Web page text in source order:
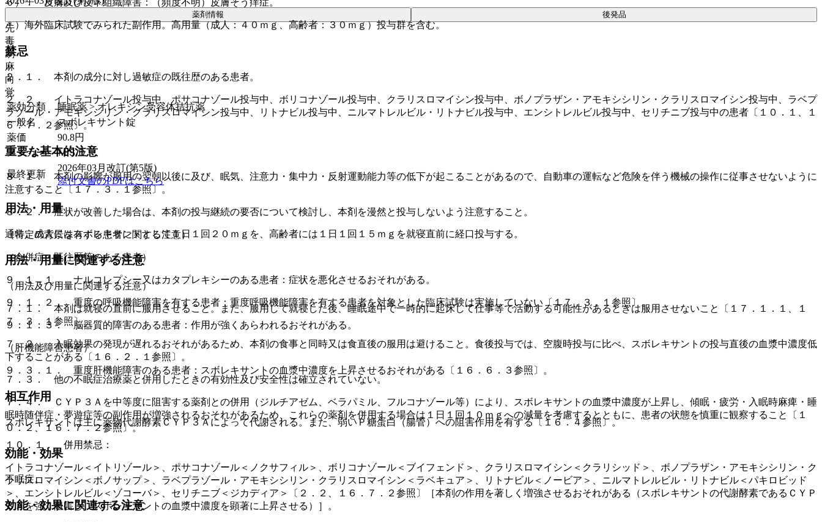
６）． 皮膚及び皮下組織障害：（頻度不明）皮膚そう痒症。
＊）海外臨床試験でみられた副作用。高用量（成人：４０ｍｇ、高齢者：３０ｍｇ）投与群を含む。
禁忌
２．１． 本剤の成分に対し過敏症の既往歴のある患者。
２．２． イトラコナゾール投与中、ポサコナゾール投与中、ボリコナゾール投与中、クラリスロマイシン投与中、ボノプラザン・アモキシシリン・クラリスロマイシン投与中、ラベプ
ラゾール・アモキシシリン・クラリスロマイシン投与中、リトナビル投与中、ニルマトレルビル・リトナビル投与中、エンシトレルビル投与中、セリチニブ投与中の患者〔１０．１、１
６．７．２参照〕。
重要な基本的注意
８．１． 本剤の影響が服用の翌朝以後に及び、眠気、注意力・集中力・反射運動能力等の低下が起こることがあるので、自動車の運転など危険を伴う機械の操作に従事させないように
注意すること〔１７．３．１参照〕。
８．２． 症状が改善した場合は、本剤の投与継続の要否について検討し、本剤を漫然と投与しないよう注意すること。
（特定の背景を有する患者に関する注意）
（合併症・既往歴等のある患者）
９．１．１． ナルコレプシー又はカタプレキシーのある患者：症状を悪化させるおそれがある。
９．１．２． 重度の呼吸機能障害を有する患者：重度呼吸機能障害を有する患者を対象とした臨床試験は実施していない〔１７．３．１参照〕。
９．１．３． 脳器質的障害のある患者：作用が強くあらわれるおそれがある。
（肝機能障害患者）
９．３．１． 重度肝機能障害のある患者：スボレキサントの血漿中濃度を上昇させるおそれがある〔１６．６．３参照〕。
相互作用
スボレキサントは主に薬物代謝酵素ＣＹＰ３Ａによって代謝される。また、弱いＰ糖蛋白（腸管）への阻害作用を有する〔１６．４参照〕。
１０．１． 併用禁忌：
イトラコナゾール＜イトリゾール＞、ポサコナゾール＜ノクサフィル＞、ボリコナゾール＜ブイフェンド＞、クラリスロマイシン＜クラリシッド＞、ボノプラザン・アモキシシリン・ク
ラリスロマイシン＜ボノサップ＞、ラベプラゾール・アモキシシリン・クラリスロマイシン＜ラベキュア＞、リトナビル＜ノービア＞、ニルマトレルビル・リトナビル＜パキロビッド
＞、エンシトレルビル＜ゾコーバ＞、セリチニブ＜ジカディア＞〔２．２、１６．７．２参照〕［本剤の作用を著しく増強させるおそれがある（スボレキサントの代謝酵素であるＣＹＰ
３Ａを強く阻害し、スボレキサントの血漿中濃度を顕著に上昇させる）］。
薬剤情報 後発品
先
毒
劇
麻
向
覚
薬効分類
睡眠薬 > オレキシン受容体拮抗薬
一般名
スボレキサント錠
薬価
90.8円
メーカー
ＭＳＤ
最終更新
2026年03月改訂(第5版)
添付文書のPDFはこちら
用法・用量
通常、成人にはスボレキサントとして１日１回２０ｍｇを、高齢者には１日１回１５ｍｇを就寝直前に経口投与する。
用法・用量に関連する注意
（用法及び用量に関連する注意）
７．１． 本剤は就寝の直前に服用させること。また、服用して就寝した後、睡眠途中で一時的に起床して仕事等で活動する可能性があるときは服用させないこと〔１７．１．１、１
７．３．１参照〕。
７．２． 入眠効果の発現が遅れるおそれがあるため、本剤の食事と同時又は食直後の服用は避けること。食後投与では、空腹時投与に比べ、スボレキサントの投与直後の血漿中濃度低
下することがある〔１６．２．１参照〕。
７．３． 他の不眠症治療薬と併用したときの有効性及び安全性は確立されていない。
７．４． ＣＹＰ３Ａを中等度に阻害する薬剤との併用（ジルチアゼム、ベラパミル、フルコナゾール等）により、スボレキサントの血漿中濃度が上昇し、傾眠・疲労・入眠時麻痺・睡
眠時随伴症・夢遊症等の副作用が増強されるおそれがあるため、これらの薬剤を併用する場合は１日１回１０ｍｇへの減量を考慮するとともに、患者の状態を慎重に観察すること〔１
０．２、１６．７．２参照〕。
効能・効果
不眠症。
効能・効果に関連する注意